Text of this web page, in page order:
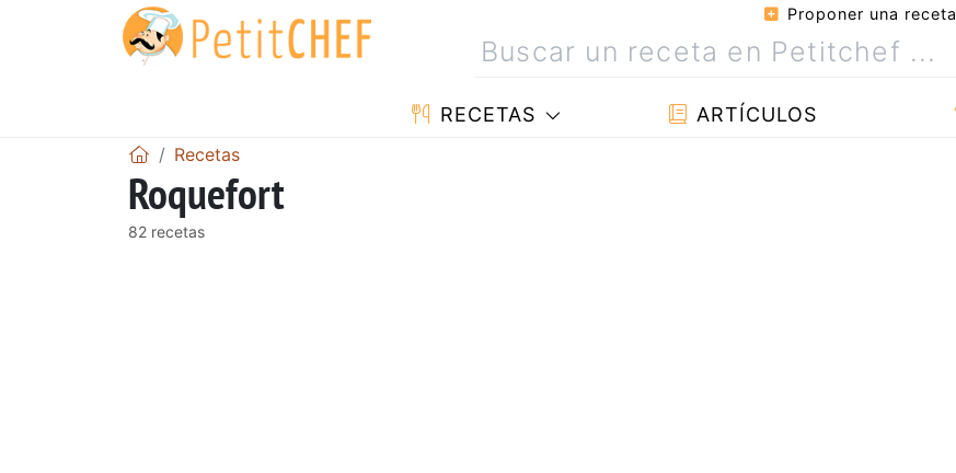
Proponer una receta
RECETAS ARTÍCULOS
Recetas
Roquefort
82 recetas